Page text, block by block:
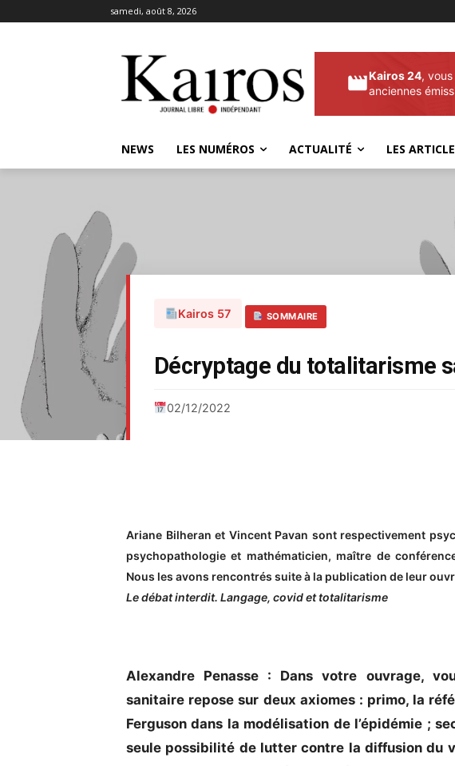
samedi, août 8, 2026
Kairos 24,
anciennes
NEWS LES NUMÉROS ACTUALITÉ LES
Kairos 57 SOMMAIRE
Décryptage du totalitarisme
02/12/2022
Ariane Bilheran et Vincent Pavan sont respectivement
psychopathologie et mathématicien, maître de
Nous les avons rencontrés suite à la publication de leur
Le débat interdit. Langage, covid et totalitarisme
Alexandre Penasse : Dans votre ouvrage,
sanitaire repose sur deux axiomes : primo, la
Ferguson dans la modélisation de l’épidémie ;
seule possibilité de lutter contre la diffusion du